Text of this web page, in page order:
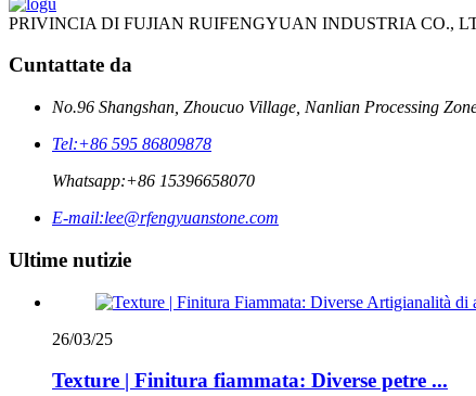
PRIVINCIA DI FUJIAN RUIFENGYUAN INDUSTRIA CO.,
Cuntattate da
No.96 Shangshan, Zhoucuo Village, Nanlian Processing
Tel:+86 595 86809878
Whatsapp:+86 15396658070
E-mail:lee@rfengyuanstone.com
Ultime nutizie
26/03/25
Texture | Finitura fiammata: Diverse petre ...